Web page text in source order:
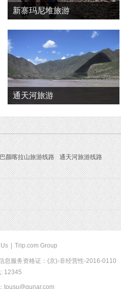
新寨玛尼堆旅游
通天河旅游
巴颜喀拉山旅游线路
通天河旅游线路
Trip.com Group
息服务资格证：(京)-非经营性-2016-0110
12345
tousu@qunar.com